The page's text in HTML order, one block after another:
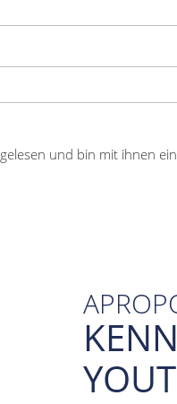
gelesen und bin mit ihnen